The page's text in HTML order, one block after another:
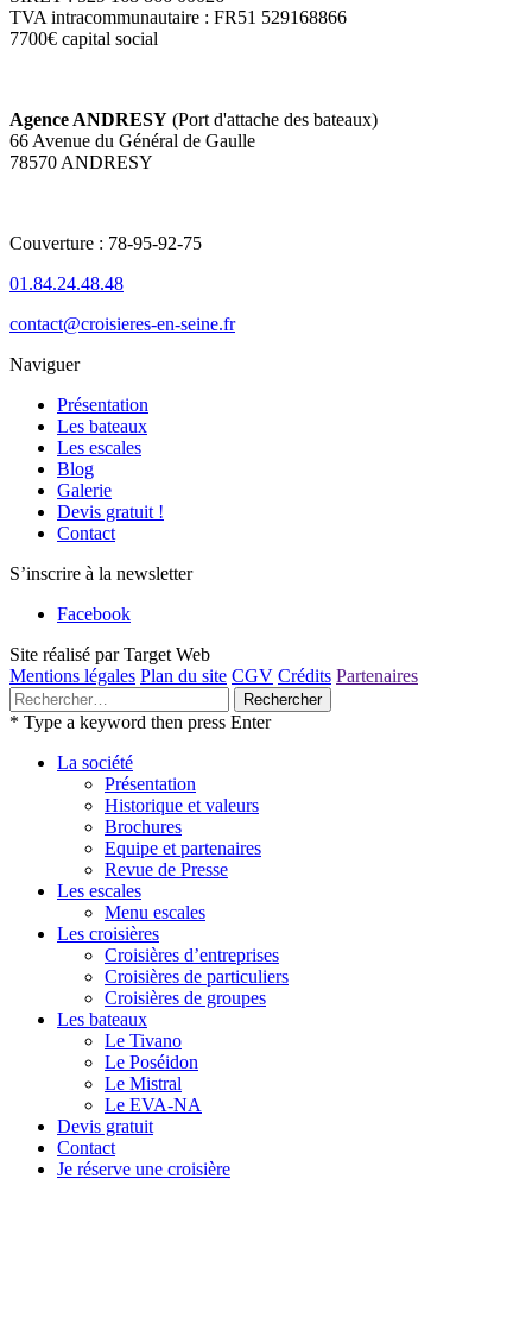
TVA intracommunautaire : FR51 529168866
7700€ capital social
Agence ANDRESY (Port d'attache des bateaux)
66 Avenue du Général de Gaulle
78570 ANDRESY
Couverture : 78-95-92-75
01.84.24.48.48
contact@croisieres-en-seine.fr
Naviguer
Présentation
Les bateaux
Les escales
Blog
Galerie
Devis gratuit !
Contact
S’inscrire à la newsletter
Facebook
Site réalisé par Target Web
Mentions légales Plan du site CGV Crédits Partenaires
Rechercher :
* Type a keyword then press Enter
La société
Présentation
Historique et valeurs
Brochures
Equipe et partenaires
Revue de Presse
Les escales
Menu escales
Les croisières
Croisières d’entreprises
Croisières de particuliers
Croisières de groupes
Les bateaux
Le Tivano
Le Poséidon
Le Mistral
Le EVA-NA
Devis gratuit
Contact
Je réserve une croisière